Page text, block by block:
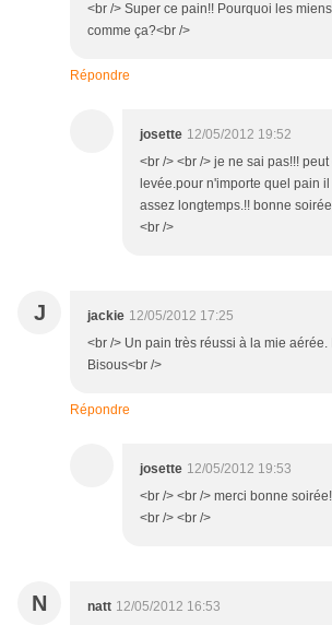
<br /> Super ce pain!! Pourquoi les
comme ça?<br />
Répondre
josette 12/05/2012 19:52
<br /> <br /> je ne sai pas!!!
levée.pour n'importe quel pain
assez longtemps.!! bonne
<br />
J jackie 12/05/2012 17:25
<br /> Un pain très réussi à la mie
Bisous<br />
Répondre
josette 12/05/2012 19:53
<br /> <br /> merci bonne
<br /> <br />
N natt 12/05/2012 16:53